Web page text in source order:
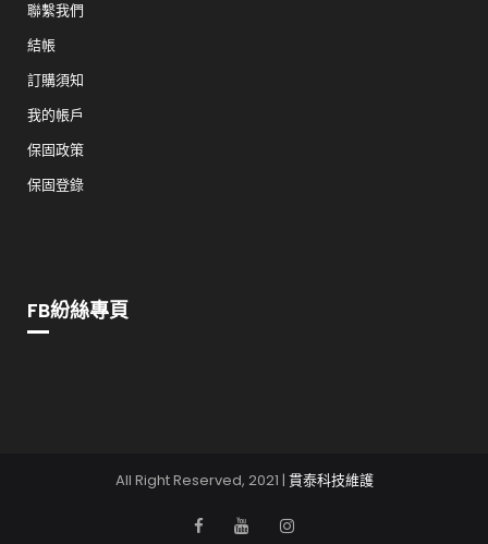
聯繫我們
結帳
訂購須知
我的帳戶
保固政策
保固登錄
FB紛絲專頁
All Right Reserved, 2021 | 貫泰科技維護